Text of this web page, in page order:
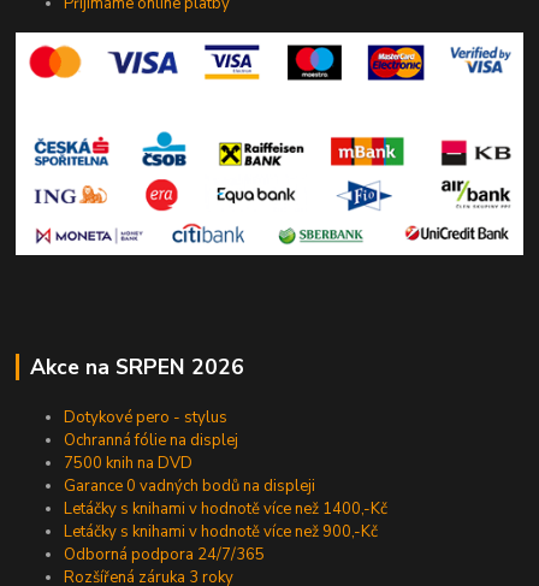
Akce na SRPEN 2026
Dotykové pero - stylus
Ochranná fólie na displej
7500 knih na DVD
Garance 0 vadných bodů na displeji
Letáčky s knihami v hodnotě více než 1400,-Kč
Letáčky s knihami v hodnotě více než 900,-Kč
Odborná podpora 24/7/365
Rozšířená záruka 3 roky